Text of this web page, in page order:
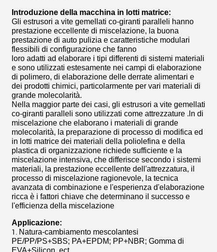
Introduzione della macchina in lotti matrice:
Gli estrusori a vite gemellati co-giranti paralleli hanno
prestazione eccellente di miscelazione, la buona
prestazione di auto pulizia e caratteristiche modulari
flessibili di configurazione che fanno
loro adatti ad elaborare i tipi differenti di sistemi materiali
e sono utilizzati estesamente nei campi di elaborazione
di polimero, di elaborazione delle derrate alimentari e
dei prodotti chimici, particolarmente per vari materiali di
grande molecolarità.
Nella maggior parte dei casi, gli estrusori a vite gemellati
co-giranti paralleli sono utilizzati come attrezzature .ln di
miscelazione che elaborano i materiali di grande
molecolarità, la preparazione di processo di modifica ed
in lotti matrice dei materiali della poliolefina e della
plastica di organizzazione richiede sufficiente e la
miscelazione intensiva, che differisce secondo i sistemi
materiali, la prestazione eccellente dell'attrezzatura, il
processo di miscelazione ragionevole, la tecnica
avanzata di combinazione e l'esperienza d'elaborazione
ricca è i fattori chiave che determinano il successo e
l'efficienza della miscelazione
Applicazione:
1. Natura-cambiamento mescolantesi
PE/PP/PS+SBS; PA+EPDM; PP+NBR; Gomma di
EVA+Silicon, ect.